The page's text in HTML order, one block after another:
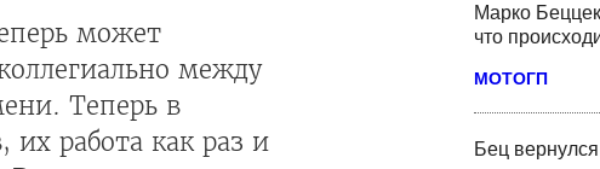
Марко
что
МОТОГП
Бец
может
между
Теперь в
их работа как раз и